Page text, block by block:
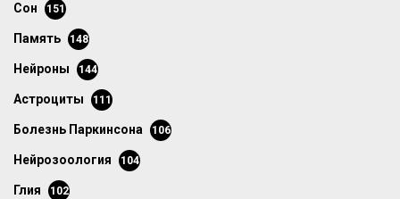
сон 151
память 148
нейроны 144
астроциты 111
болезнь Паркинсона 106
нейрозоология 104
глия 102